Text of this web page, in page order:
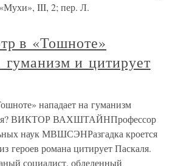
III, 2; пер. Л.
в «Тошноте»
гуманизм и цитирует
нападает на гуманизм
ВИКТОР ВАХШТАЙНПрофессор
наук МВШСЭНРазгадка кроется
героев романа цитирует Паскаля.
социалист, обделенный